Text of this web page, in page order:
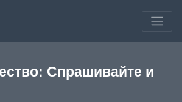
Спрашивайте и